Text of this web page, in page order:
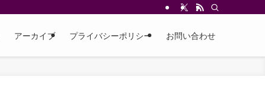
アーカイブ プライバシーポリシー お問い合わせ